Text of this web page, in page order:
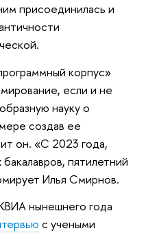
присоединилась и
корпус»
если и не
науку о
создав ее
он. «С 2023 года,
пятилетний
Илья Смирнов.
нынешнего года
с учеными